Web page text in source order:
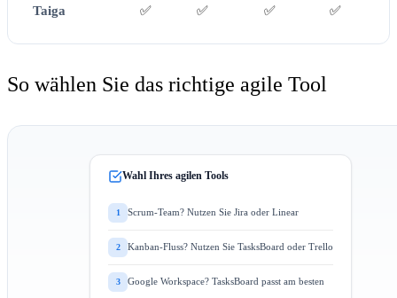
Taiga ✅ ✅ ✅ ✅
So wählen Sie das richtige agile Tool
Wahl Ihres agilen Tools
1 Scrum-Team? Nutzen Sie Jira oder Linear
2 Kanban-Fluss? Nutzen Sie TasksBoard oder Trello
3 Google Workspace? TasksBoard passt am besten